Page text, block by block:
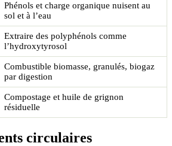
Phénols et charge organique nuisent au
sol et à l’eau
Extraire des polyphénols comme
l’hydroxytyrosol
Combustible biomasse, granulés, biogaz
par digestion
Compostage et huile de grignon
résiduelle
circulaires